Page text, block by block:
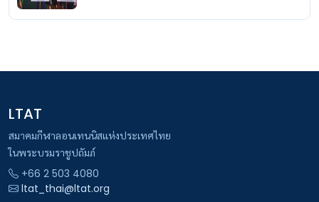
LTAT
สมาคมกีฬาลอนเทนนิสแห่งประเทศไทย
ในพระบรมราชูปถัมภ์
+66 2 503 4080
ltat_thai@ltat.org